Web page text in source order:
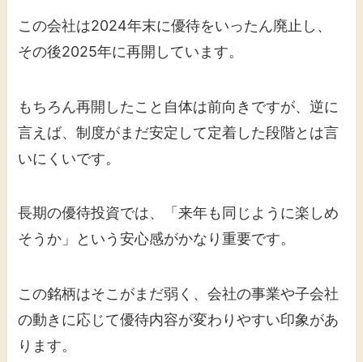
この会社は2024年末に優待をいったん廃止し、
その後2025年に再開しています。
もちろん再開したこと自体は前向きですが、逆に
言えば、制度がまだ安定して定着した段階とは言
いにくいです。
長期の優待投資では、「来年も同じように楽しめ
そうか」という安心感がかなり重要です。
この銘柄はそこがまだ弱く、会社の事業や子会社
の動きに応じて優待内容が変わりやすい印象があ
ります。